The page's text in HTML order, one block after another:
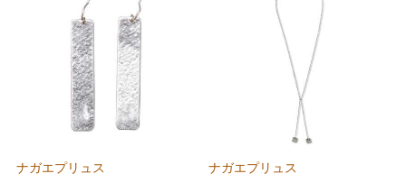
ナガエプリュス ナガエプリュス